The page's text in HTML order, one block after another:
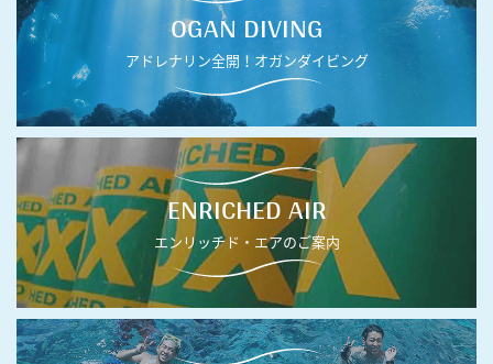
OGAN DIVING
アドレナリン全開！オガンダイビング
ENRICHED AIR
エンリッチド・エアのご案内